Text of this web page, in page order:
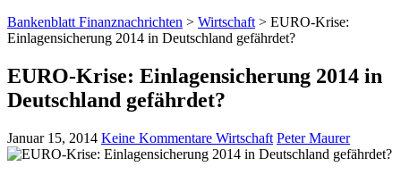
Bankenblatt Finanznachrichten > Wirtschaft > EURO-Krise:
Einlagensicherung 2014 in Deutschland gefährdet?
EURO-Krise: Einlagensicherung 2014 in
Deutschland gefährdet?
Januar 15, 2014 Keine Kommentare Wirtschaft Peter Maurer